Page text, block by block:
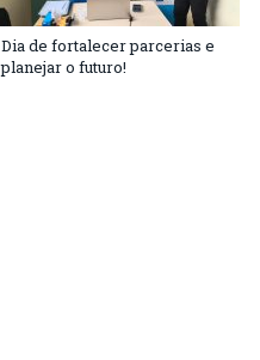
Dia de fortalecer parcerias e
planejar o futuro!